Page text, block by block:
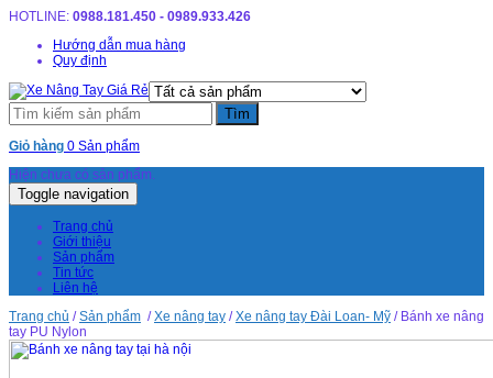
HOTLINE: 0988.181.450 - 0989.933.426
Hướng dẫn mua hàng
Quy định
Giỏ hàng 0 Sản phẩm
Hiện chưa có sản phẩm.
Toggle navigation
Trang chủ
Giới thiệu
Sản phẩm
Tin tức
Liên hệ
Trang chủ /Sản phẩm /Xe nâng tay /Xe nâng tay Đài Loan- Mỹ / Bánh xe nâng
tay PU Nylon